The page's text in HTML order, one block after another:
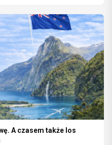
A czasem także los